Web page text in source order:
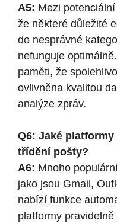
A5: Mezi
že některé důležité
do nesprávné
nefunguje
paměti, že
ovlivněna kvalitou
analýze zpráv.
Q6: Jaké
třídění pošty?
A6: Mnoho
jako jsou Gmail,
nabízí funkce
platformy